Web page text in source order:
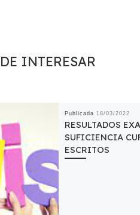
INTERESAR
Publicada 18/03/2022
RESULTADOS
SUFICIENCIA
ESCRITOS